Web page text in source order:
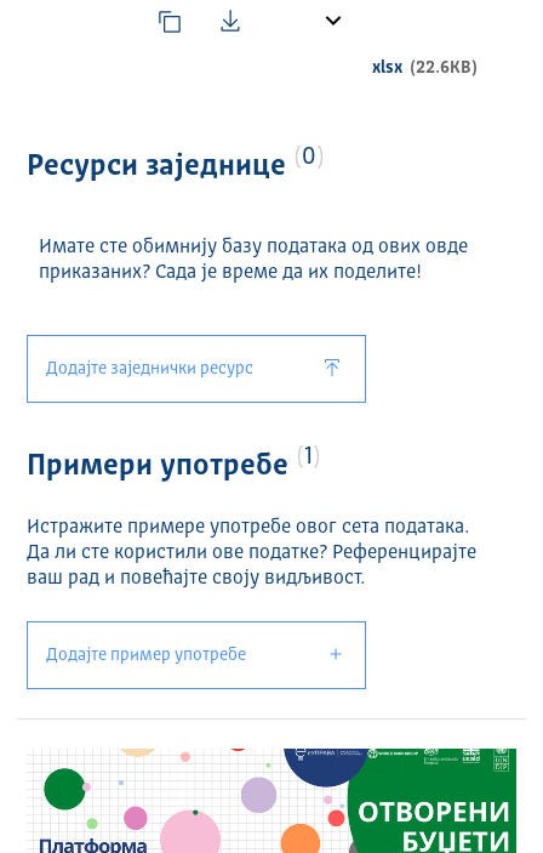
Годишње
Назив и формат ресурса:
Планирани приходи 2020 (XLSX)
xlsx (22.6KB)
Ресурси заједнице 0
Имате сте обимнију базу података од ових овде
приказаних? Сада је време да их поделите!
Додајте заједнички ресурс
Примери употребе 1
Истражите примере употребе овог сета података.
Да ли сте користили ове податке? Референцирајте
ваш рад и повећајте своју видљивост.
Додајте пример употребе